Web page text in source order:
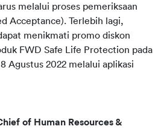
melalui proses pemeriksaan
Acceptance). Terlebih lagi,
menikmati promo diskon
FWD Safe Life Protection pada
Agustus 2022 melalui aplikasi
of Human Resources &